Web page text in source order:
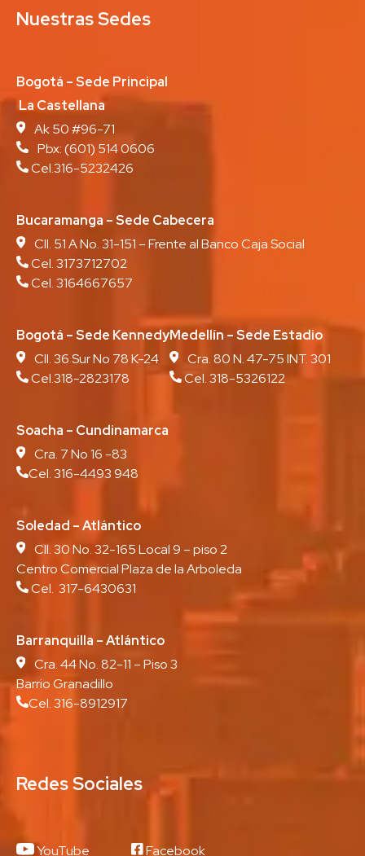
Nuestras Sedes
Bogotá – Sede Principal
La Castellana
Ak 50 #96-71
Pbx:(601) 514 0606
Cel.316-5232426
Bucaramanga – Sede Cabecera
Cll. 51 A No. 31-151 – Frente al Banco Caja Social
Cel. 3173712702
Cel. 3164667657
Bogotá – Sede Kennedy
Cll. 36 Sur No 78 K-24
Cel.318-2823178
Medellín – Sede Estadio
Cra. 80 N. 47-75 INT. 301
Cel. 318-5326122
Soacha – Cundinamarca
Cra. 7 No 16 -83
Cel. 316-4493 948
Soledad – Atlántico
Cll. 30 No. 32-165 Local 9 – piso 2
Centro Comercial Plaza de la Arboleda
Cel. 317-6430631
Barranquilla – Atlántico
Cra. 44 No. 82-11 – Piso 3
Barrio Granadillo
Cel. 316-8912917
Redes Sociales
YouTube Facebook